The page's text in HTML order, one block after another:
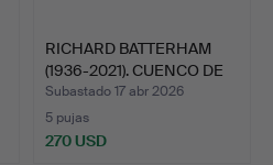
RICHARD BATTERHAM
(1936-2021). CUENCO DE
P…
Subastado 17 abr 2026
5 pujas
270 USD